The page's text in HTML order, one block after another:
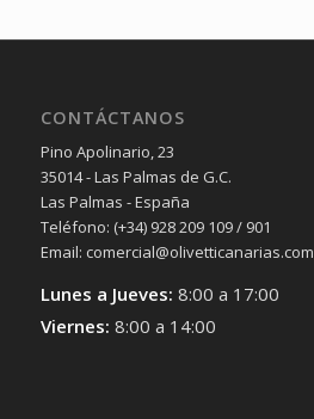
CONTÁCTANOS
Pino Apolinario, 23
35014 - Las Palmas de G.C.
Las Palmas - España
Teléfono: (+34) 928 209 109 / 901
Email: comercial@olivetticanarias.com
Lunes a Jueves: 8:00 a 17:00
Viernes: 8:00 a 14:00